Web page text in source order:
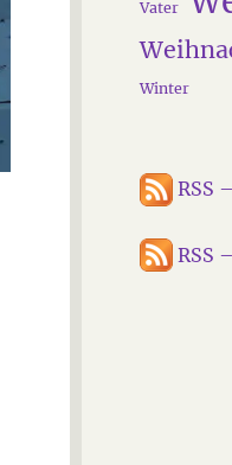
Vater
Winter
RSS
RSS